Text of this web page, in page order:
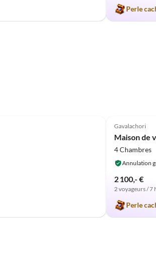
Perle
Gavalachori
Maison de
4 Chambres
Annulation
2 100,- €
2 voyageurs / 7
Perle